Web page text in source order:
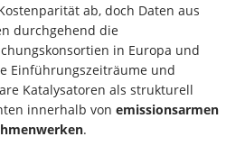
ab, doch Daten aus
durchgehend die
in Europa und
Einführungszeiträume und
Katalysatoren als strukturell
innerhalb von emissionsarmen
.